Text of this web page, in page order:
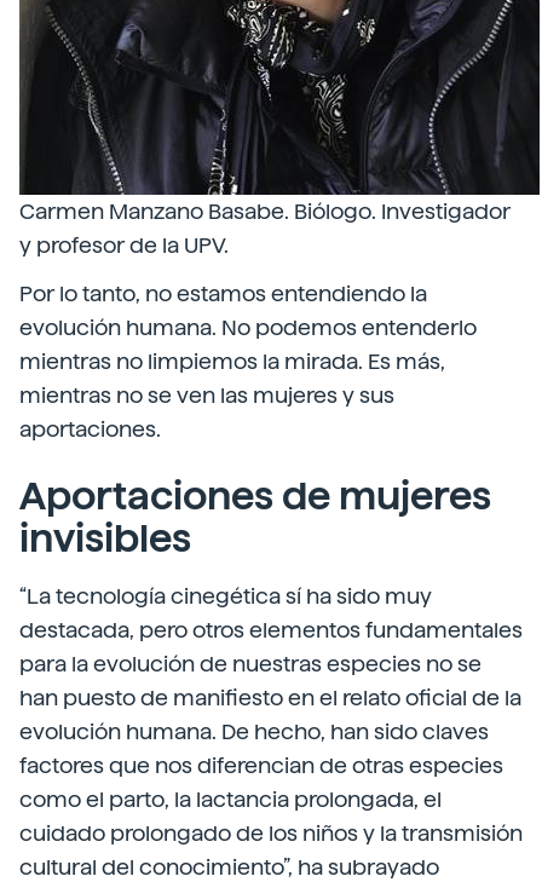
Carmen Manzano Basabe. Biólogo. Investigador
y profesor de la UPV.
Por lo tanto, no estamos entendiendo la
evolución humana. No podemos entenderlo
mientras no limpiemos la mirada. Es más,
mientras no se ven las mujeres y sus
aportaciones.
Aportaciones de mujeres
invisibles
“La tecnología cinegética sí ha sido muy
destacada, pero otros elementos fundamentales
para la evolución de nuestras especies no se
han puesto de manifiesto en el relato oficial de la
evolución humana. De hecho, han sido claves
factores que nos diferencian de otras especies
como el parto, la lactancia prolongada, el
cuidado prolongado de los niños y la transmisión
cultural del conocimiento”, ha subrayado